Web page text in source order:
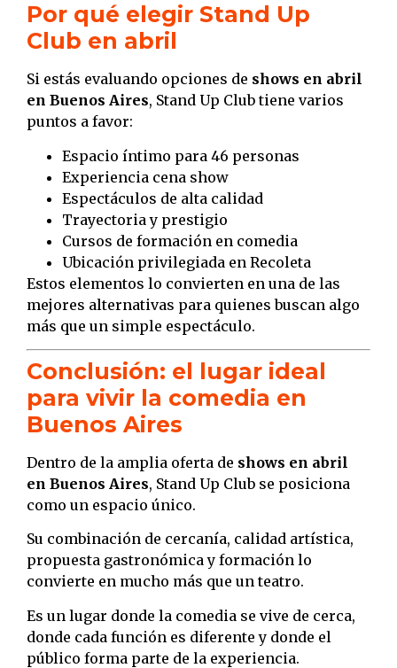
Por qué elegir Stand Up
Club en abril
Si estás evaluando opciones de shows en abril
en Buenos Aires, Stand Up Club tiene varios
puntos a favor:
Espacio íntimo para 46 personas
Experiencia cena show
Espectáculos de alta calidad
Trayectoria y prestigio
Cursos de formación en comedia
Ubicación privilegiada en Recoleta
Estos elementos lo convierten en una de las
mejores alternativas para quienes buscan algo
más que un simple espectáculo.
Conclusión: el lugar ideal
para vivir la comedia en
Buenos Aires
Dentro de la amplia oferta de shows en abril
en Buenos Aires, Stand Up Club se posiciona
como un espacio único.
Su combinación de cercanía, calidad artística,
propuesta gastronómica y formación lo
convierte en mucho más que un teatro.
Es un lugar donde la comedia se vive de cerca,
donde cada función es diferente y donde el
público forma parte de la experiencia.